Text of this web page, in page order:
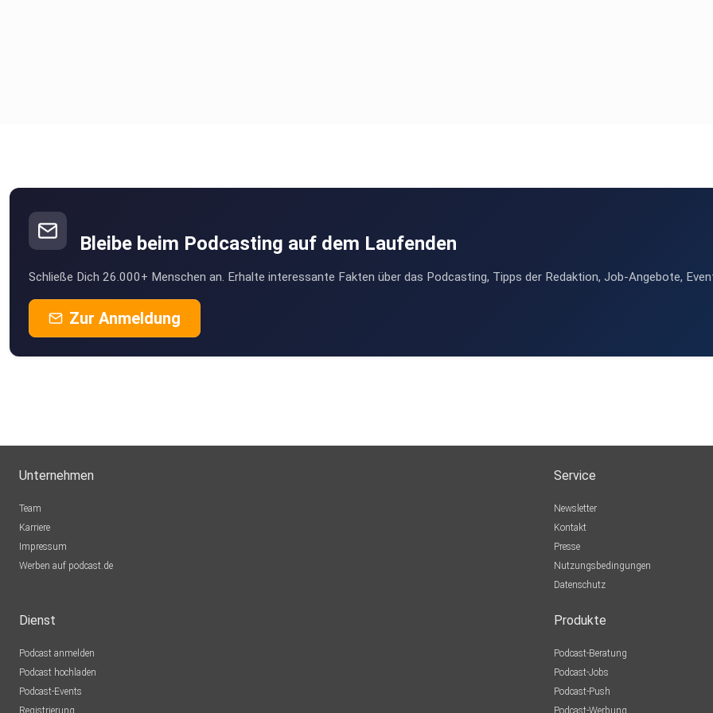
Bleibe beim Podcasting auf dem Laufenden
Schließe Dich 26.000+ Menschen an. Erhalte interessante Fakten über das Podcasting, Tipps der Redaktion, Job-Angebote,
Zur Anmeldung
Unternehmen
Team
Karriere
Impressum
Werben auf podcast.de
Service
Newsletter
Kontakt
Presse
Nutzungsbedingungen
Datenschutz
Dienst
Podcast anmelden
Podcast hochladen
Podcast-Events
Registrierung
Produkte
Podcast-Beratung
Podcast-Jobs
Podcast-Push
Podcast-Werbung